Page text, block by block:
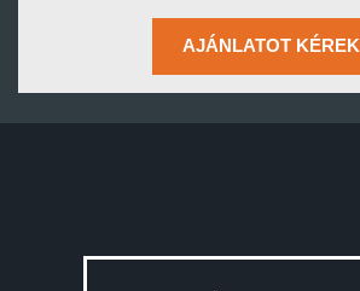
AJÁNLATOT KÉREK